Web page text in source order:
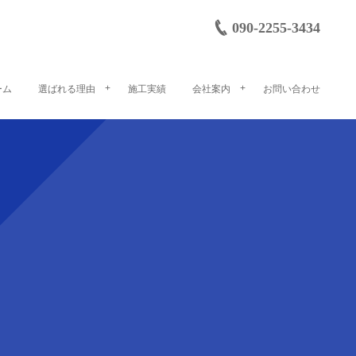
090-2255-3434
ム 選ばれる理由 施工実績 会社案内 お問い合わせ